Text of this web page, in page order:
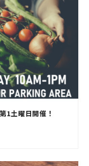
1土曜日開催！